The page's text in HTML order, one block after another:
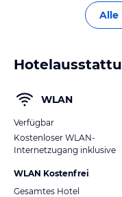
Alle
WLAN
Verfügbar
Kostenloser WLAN-
Internetzugang inklusive
WLAN Kostenfrei
Gesamtes Hotel